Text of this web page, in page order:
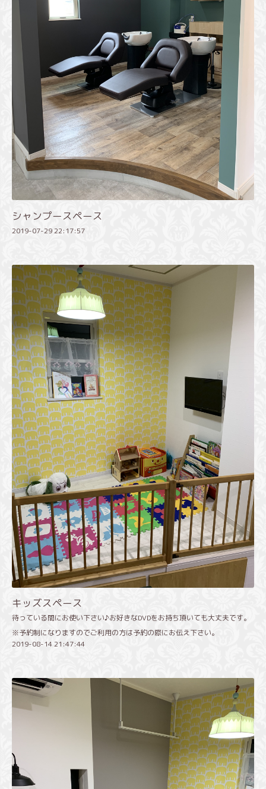
シャンプースペース
2019-07-29 22:17:57
キッズスペース
待っている間にお使い下さい♪お好きなDVDをお持ち頂いても大丈夫です。
※予約制になりますのでご利用の方は予約の際にお伝え下さい。
2019-08-14 21:47:44